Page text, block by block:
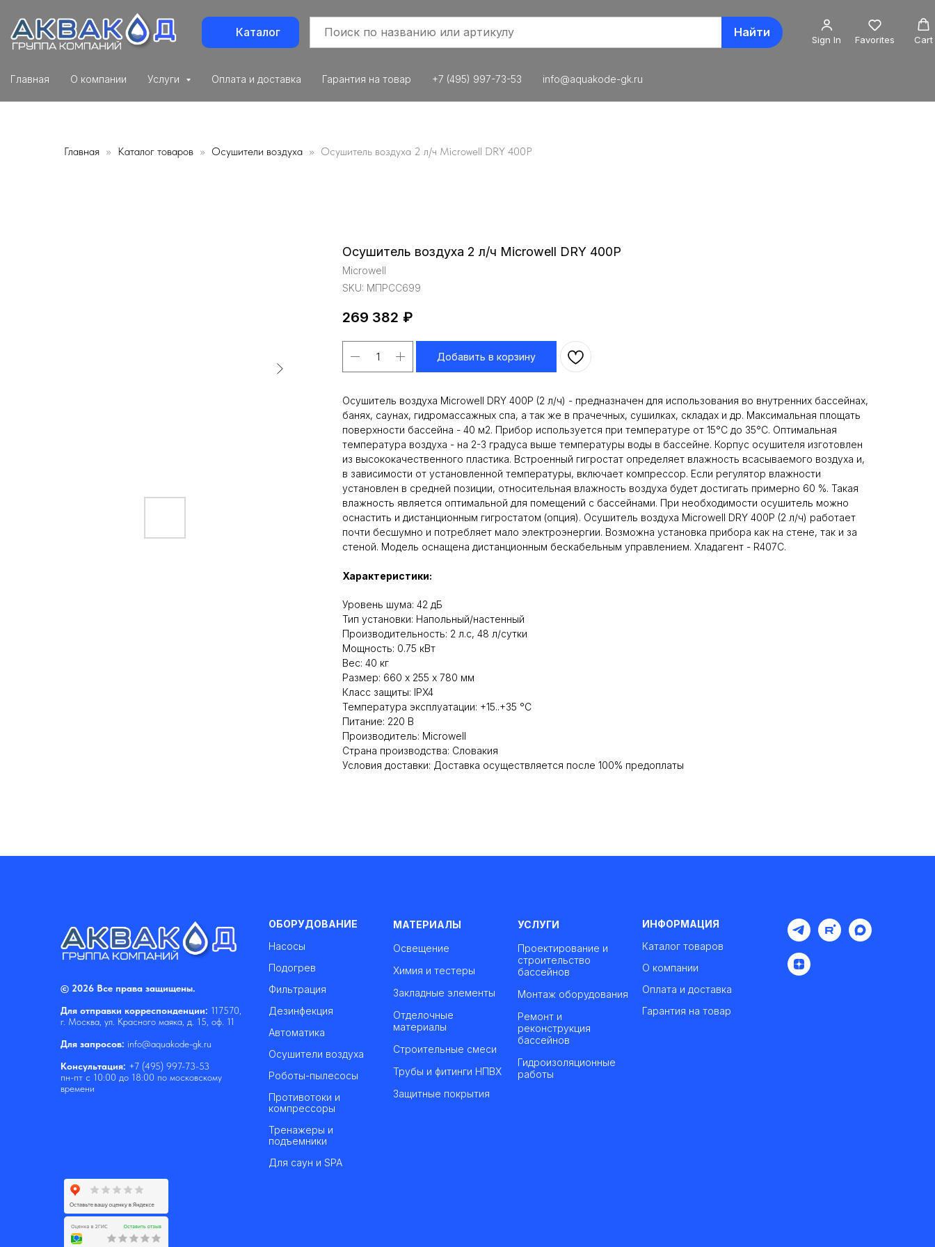
Каталог Найти
Sign In Favorites Cart
Главная О компании Услуги Оплата и доставка Гарантия на товар +7 (495) 997-73-53 info@aquakode-gk.ru
Главная Каталог товаров Осушители воздуха Осушитель воздуха 2 л/ч Microwell DRY 400P
Осушитель воздуха 2 л/ч Microwell DRY 400P
Microwell
SKU: МПРСС699
269 382 ₽
Добавить в корзину
Осушитель воздуха Microwell DRY 400P (2 л/ч) - предназначен для использования во внутренних бассейнах,
банях, саунах, гидромассажных спа, а так же в прачечных, сушилках, складах и др. Максимальная площать
поверхности бассейна - 40 м2. Прибор используется при температуре от 15°C до 35°C. Оптимальная
температура воздуха - на 2-3 градуса выше температуры воды в бассейне. Корпус осушителя изготовлен
из высококачественного пластика. Встроенный гигростат определяет влажность всасываемого воздуха и,
в зависимости от установленной температуры, включает компрессор. Если регулятор влажности
установлен в средней позиции, относительная влажность воздуха будет достигать примерно 60 %. Такая
влажность является оптимальной для помещений с бассейнами. При необходимости осушитель можно
оснастить и дистанционным гигростатом (опция). Осушитель воздуха Microwell DRY 400P (2 л/ч) работает
почти бесшумно и потребляет мало электроэнергии. Возможна установка прибора как на стене, так и за
стеной. Модель оснащена дистанционным бескабельным управлением. Хладагент - R407C.
Характеристики:
Уровень шума: 42 дБ
Тип установки: Напольный/настенный
Производительность: 2 л.с, 48 л/сутки
Мощность: 0.75 кВт
Вес: 40 кг
Размер: 660 х 255 х 780 мм
Класс защиты: IPX4
Температура эксплуатации: +15..+35 °C
Питание: 220 В
Производитель: Microwell
Cтрана производства: Словакия
Условия доставки: Доставка осуществляется после 100% предоплаты
© 2026 Все права защищены.
Для отправки корреспонденции: 117570,
г. Москва, ул. Красного маяка, д. 15, оф. 11
Для запросов: info@aquakode-gk.ru
Консультация: +7 (495) 997-73-53
пн-пт с 10:00 до 18:00 по московскому
времени
ОБОРУДОВАНИЕ
Насосы
Подогрев
Фильтрация
Дезинфекция
Автоматика
Осушители воздуха
Роботы-пылесосы
Противотоки и
компрессоры
Тренажеры и
подъемники
Для саун и SPA
МАТЕРИАЛЫ
Освещение
Химия и тестеры
Закладные элементы
Отделочные
материалы
Строительные смеси
Трубы и фитинги НПВХ
Защитные покрытия
УСЛУГИ
Проектирование и
строительство
бассейнов
Монтаж оборудования
Ремонт и
реконструкция
бассейнов
Гидроизоляционные
работы
ИНФОРМАЦИЯ
Каталог товаров
О компании
Оплата и доставка
Гарантия на товар